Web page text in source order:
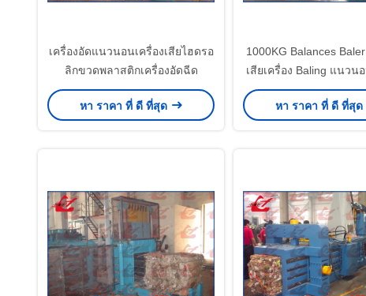
เครื่องอัดแนวนอนเครื่องเสียไฮดรอ
ลิกขวดพลาสติกเครื่องอัดฉีด
หา ราคา ที่ ดี ที่สุด
1000KG Balances
เสียเครื่อง Baling แนวน
ระบบ PLC
หา ราคา ที่ ดี ที่สุด